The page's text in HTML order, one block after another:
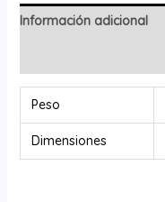
Información adicional
Peso
Dimensiones